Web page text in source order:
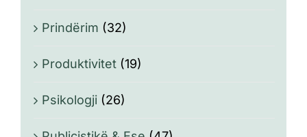
Prindërim (32)
Produktivitet (19)
Psikologji (26)